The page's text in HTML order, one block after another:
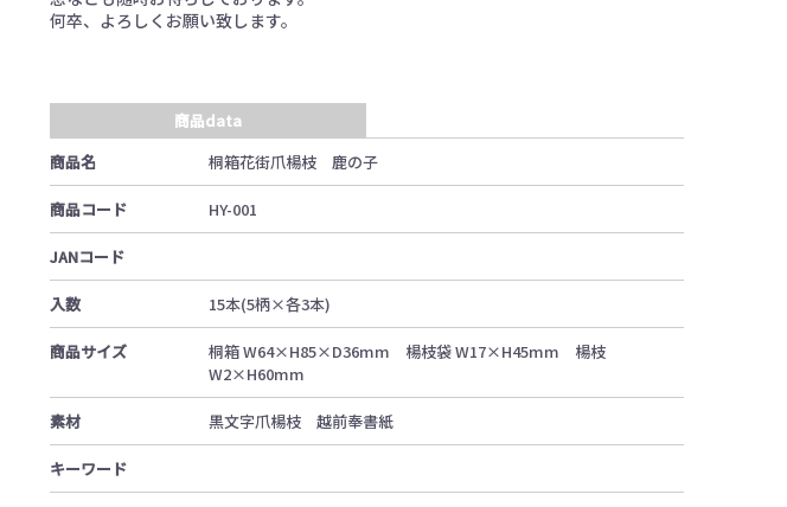
何卒、よろしくお願い致します。
商品data
商品名
桐箱花街爪楊枝 鹿の子
商品コード HY-001
JANコード
入数 15本(5柄×各3本)
商品サイズ
桐箱 W64×H85×D36mm 楊枝袋 W17×H45mm 楊枝
W2×H60mm
素材 黒文字爪楊枝 越前奉書紙
キーワード